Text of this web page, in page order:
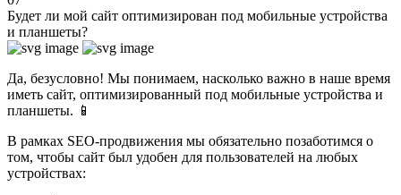
Будет ли мой сайт оптимизирован под мобильные устройства
и планшеты?
Да, безусловно! Мы понимаем, насколько важно в наше время
иметь сайт, оптимизированный под мобильные устройства и
планшеты. 📱
В рамках SEO-продвижения мы обязательно позаботимся о
том, чтобы сайт был удобен для пользователей на любых
устройствах: